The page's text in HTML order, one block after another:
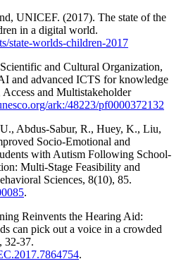
UNICEF. (2017). The state of the
in a digital world.
state-worlds-children-2017
and Cultural Organization,
and advanced ICTS for knowledge
Access and Multistakeholder
ark:/48223/pf0000372132
Abdus-Sabur, R., Huey, K., Liu,
Socio-Emotional and
with Autism Following School-
Multi-Stage Feasibility and
Sciences, 8(10), 85.
.
Reinvents the Hearing Aid:
can pick out a voice in a crowded
32-37.
.